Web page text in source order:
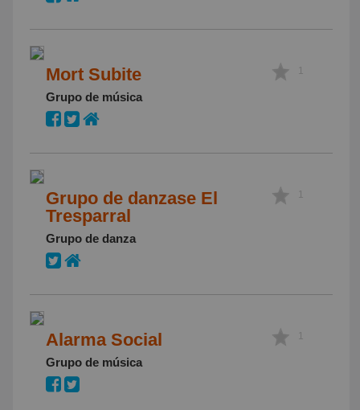
Mort Subite
Grupo de música
1
Grupo de danzase El
Tresparral
Grupo de danza
1
Alarma Social
Grupo de música
1